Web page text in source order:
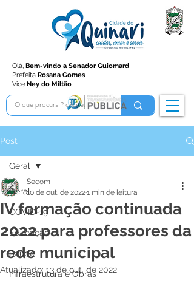
Olá, Bem-vindo a Senador Guiomard!
Prefeita Rosana Gomes
Vice Ney do Miltão
Post
Geral
COVID-19
Educação
Saúde
Infraestrutura e Obras
Geral
IV formação continuada
2022 para professores da
rede municipal
Secom
10 de out. de 20221 min de leitura
Atualizado: 13 de out. de 2022